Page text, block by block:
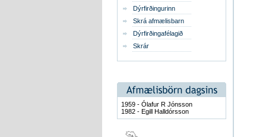
Dýrfirðingurinn
Skrá afmælisbarn
Dýrfirðingafélagið
Skrár
1959 - Ólafur R Jónsson
1982 - Egill Halldórsson